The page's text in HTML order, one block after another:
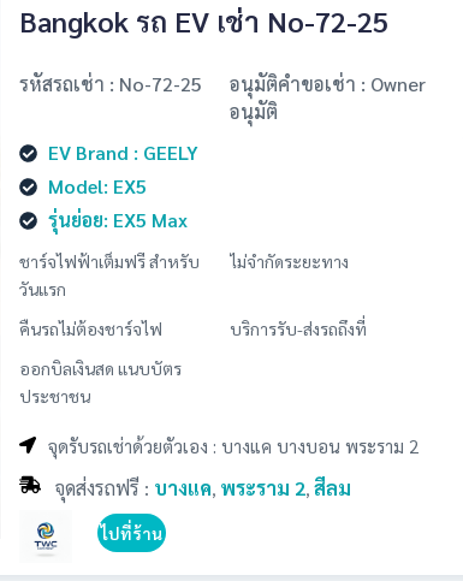
Bangkok รถ EV เช่า No-72-25
รหัสรถเช่า : No-72-25
อนุมัติคำขอเช่า : Owner
อนุมัติ
EV Brand : GEELY
Model: EX5
รุ่นย่อย: EX5 Max
ชาร์จไฟฟ้าเต็มฟรี สำหรับ
วันแรก
ไม่จำกัดระยะทาง
คืนรถไม่ต้องชาร์จไฟ
บริการรับ-ส่งรถถึงที่
ออกบิลเงินสด แนบบัตร
ประชาชน
จุดรับรถเช่าด้วยตัวเอง : บางแค บางบอน พระราม 2
จุดส่งรถฟรี : บางแค พระราม 2 สีลม
ไปที่ร้าน